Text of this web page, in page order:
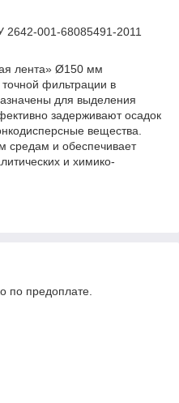
2642-001-68085491-2011
лента» Ø150 мм
фильтрации в
для выделения
задерживают осадок
вещества.
средам и обеспечивает
и химико-
по предоплате.